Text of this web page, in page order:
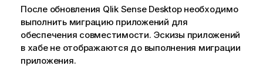
и
е
к
и
н
После обновления Qlik Sense Desktopнеобходимо
выполнить миграцию приложений для
обеспечения совместимости. Эскизы приложений
в хабе не отображаются до выполнения миграции
приложения.